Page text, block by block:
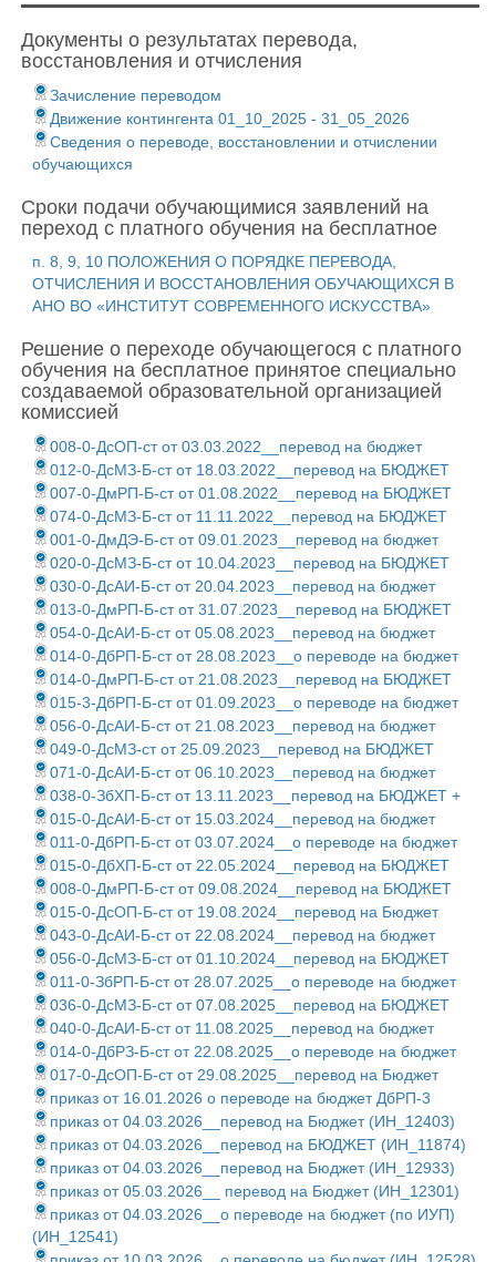
Документы о результатах перевода,
восстановления и отчисления
Зачисление переводом
Движение контингента 01_10_2025 - 31_05_2026
Сведения о переводе, восстановлении и отчислении
обучающихся
Сроки подачи обучающимися заявлений на
переход с платного обучения на бесплатное
п. 8, 9, 10 ПОЛОЖЕНИЯ О ПОРЯДКЕ ПЕРЕВОДА,
ОТЧИСЛЕНИЯ И ВОССТАНОВЛЕНИЯ ОБУЧАЮЩИХСЯ В
АНО ВО «ИНСТИТУТ СОВРЕМЕННОГО ИСКУССТВА»
Решение о переходе обучающегося с платного
обучения на бесплатное принятое специально
создаваемой образовательной организацией
комиссией
008-0-ДсОП-ст от 03.03.2022__перевод на бюджет
012-0-ДсМЗ-Б-ст от 18.03.2022__перевод на БЮДЖЕТ
007-0-ДмРП-Б-ст от 01.08.2022__перевод на БЮДЖЕТ
074-0-ДсМЗ-Б-ст от 11.11.2022__перевод на БЮДЖЕТ
001-0-ДмДЭ-Б-ст от 09.01.2023__перевод на бюджет
020-0-ДсМЗ-Б-ст от 10.04.2023__перевод на БЮДЖЕТ
030-0-ДсАИ-Б-ст от 20.04.2023__перевод на бюджет
013-0-ДмРП-Б-ст от 31.07.2023__перевод на БЮДЖЕТ
054-0-ДсАИ-Б-ст от 05.08.2023__перевод на бюджет
014-0-ДбРП-Б-ст от 28.08.2023__о переводе на бюджет
014-0-ДмРП-Б-ст от 21.08.2023__перевод на БЮДЖЕТ
015-3-ДбРП-Б-ст от 01.09.2023__о переводе на бюджет
056-0-ДсАИ-Б-ст от 21.08.2023__перевод на бюджет
049-0-ДсМЗ-ст от 25.09.2023__перевод на БЮДЖЕТ
071-0-ДсАИ-Б-ст от 06.10.2023__перевод на бюджет
038-0-ЗбХП-Б-ст от 13.11.2023__перевод на БЮДЖЕТ +
015-0-ДсАИ-Б-ст от 15.03.2024__перевод на бюджет
011-0-ДбРП-Б-ст от 03.07.2024__о переводе на бюджет
015-0-ДбХП-Б-ст от 22.05.2024__перевод на БЮДЖЕТ
008-0-ДмРП-Б-ст от 09.08.2024__перевод на БЮДЖЕТ
015-0-ДсОП-Б-ст от 19.08.2024__перевод на Бюджет
043-0-ДсАИ-Б-ст от 22.08.2024__перевод на бюджет
056-0-ДсМЗ-Б-ст от 01.10.2024__перевод на БЮДЖЕТ
011-0-ЗбРП-Б-ст от 28.07.2025__о переводе на бюджет
036-0-ДсМЗ-Б-ст от 07.08.2025__перевод на БЮДЖЕТ
040-0-ДсАИ-Б-ст от 11.08.2025__перевод на бюджет
014-0-ДбРЗ-Б-ст от 22.08.2025__о переводе на бюджет
017-0-ДсОП-Б-ст от 29.08.2025__перевод на Бюджет
приказ от 16.01.2026 о переводе на бюджет ДбРП-3
приказ от 04.03.2026__перевод на Бюджет (ИН_12403)
приказ от 04.03.2026__перевод на БЮДЖЕТ (ИН_11874)
приказ от 04.03.2026__перевод на Бюджет (ИН_12933)
приказ от 05.03.2026__ перевод на Бюджет (ИН_12301)
приказ от 04.03.2026__о переводе на бюджет (по ИУП)
(ИН_12541)